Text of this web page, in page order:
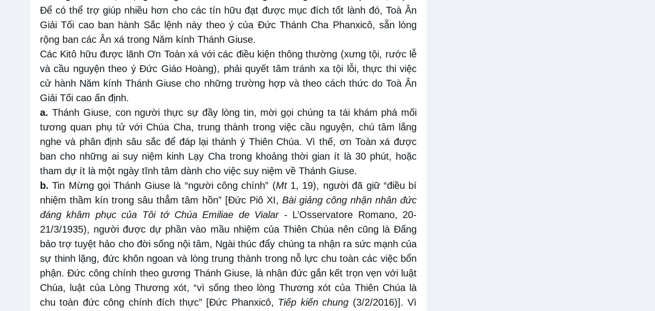
Để có thể trợ giúp nhiều hơn cho các tín hữu đạt được mục đích tốt lành đó, Toà Ân
Giải Tối cao ban hành Sắc lệnh này theo ý của Đức Thánh Cha Phanxicô, sẵn lòng
rộng ban các Ân xá trong Năm kính Thánh Giuse.
Các Kitô hữu được lãnh Ơn Toàn xá với các điều kiện thông thường (xưng tội, rước lễ
và cầu nguyện theo ý Đức Giáo Hoàng), phải quyết tâm tránh xa tội lỗi, thực thi việc
cử hành Năm kính Thánh Giuse cho những trường hợp và theo cách thức do Toà Ân
Giải Tối cao ấn định.
a. Thánh Giuse, con người thực sự đầy lòng tin, mời gọi chúng ta tái khám phá mối
tương quan phụ tử với Chúa Cha, trung thành trong việc cầu nguyện, chú tâm lắng
nghe và phân định sâu sắc để đáp lại thánh ý Thiên Chúa. Vì thế, ơn Toàn xá được
ban cho những ai suy niệm kinh Lạy Cha trong khoảng thời gian ít là 30 phút, hoặc
tham dự ít là một ngày tĩnh tâm dành cho việc suy niệm về Thánh Giuse.
b. Tin Mừng gọi Thánh Giuse là “người công chính” (Mt1, 19), người đã giữ “điều bí
nhiệm thầm kín trong sâu thẳm tâm hồn” [Đức Piô XI, Bài giảng công nhận nhân đức
đáng khâm phục của Tôi tớ Chúa Emiliae de Vialar - L’Osservatore Romano, 20-
21/3/1935), người được dự phần vào mầu nhiệm của Thiên Chúa nên cũng là Đấng
bảo trợ tuyệt hảo cho đời sống nội tâm, Ngài thúc đẩy chúng ta nhận ra sức mạnh của
sự thinh lặng, đức khôn ngoan và lòng trung thành trong nỗ lực chu toàn các việc bổn
phận. Đức công chính theo gương Thánh Giuse, là nhân đức gắn kết trọn vẹn với luật
Chúa, luật của Lòng Thương xót, “vì sống theo lòng Thương xót của Thiên Chúa là
chu toàn đức công chính đích thực” [Đức Phanxicô, Tiếp kiến chung (3/2/2016)]. Vì